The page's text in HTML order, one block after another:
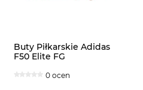
Buty Piłkarskie Adidas
F50 Elite FG
0 ocen